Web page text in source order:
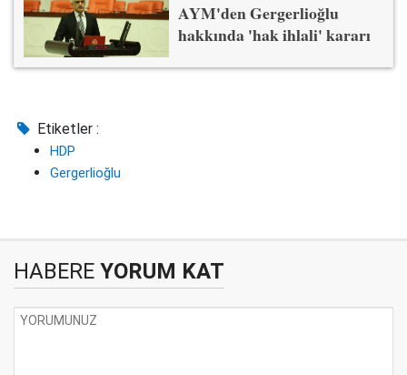
AYM'den Gergerlioğlu
hakkında 'hak ihlali' kararı
Etiketler :
HDP
Gergerlioğlu
HABERE YORUM KAT